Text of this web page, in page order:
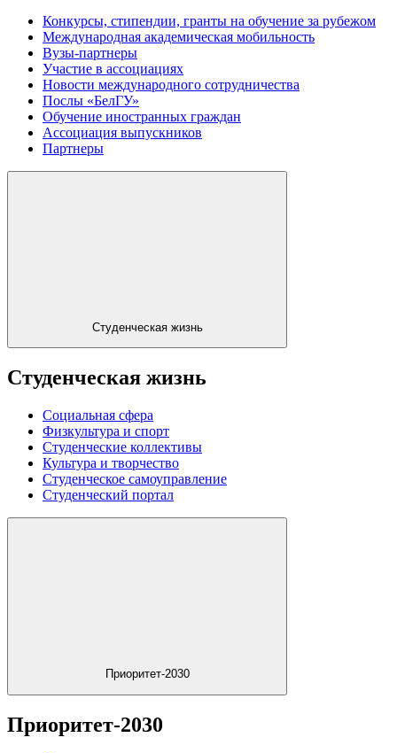
Конкурсы, стипендии, гранты на обучение за рубежом
Международная академическая мобильность
Вузы-партнеры
Участие в ассоциациях
Новости международного сотрудничества
Послы «БелГУ»
Обучение иностранных граждан
Ассоциация выпускников
Партнеры
Студенческая жизнь
Студенческая жизнь
Социальная сфера
Физкультура и спорт
Студенческие коллективы
Культура и творчество
Студенческое самоуправление
Студенческий портал
Приоритет-2030
Приоритет-2030